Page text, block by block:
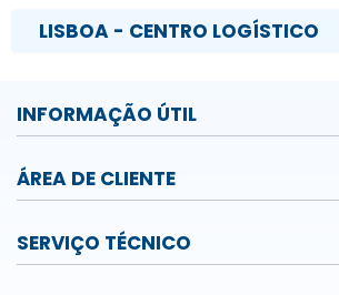
LISBOA - CENTRO LOGÍSTICO
INFORMAÇÃO ÚTIL
ÁREA DE CLIENTE
SERVIÇO TÉCNICO